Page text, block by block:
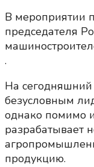
В мероприятии
председателя
.
На сегодняшний
безусловным
однако помимо
разрабатывает
продукцию.